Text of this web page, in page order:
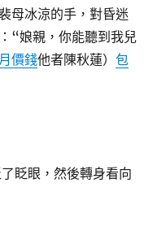
母冰涼的手，對昏迷
“娘親，你能聽到我兒
價錢他者陳秋蓮）包
眨眼，然後轉身看向